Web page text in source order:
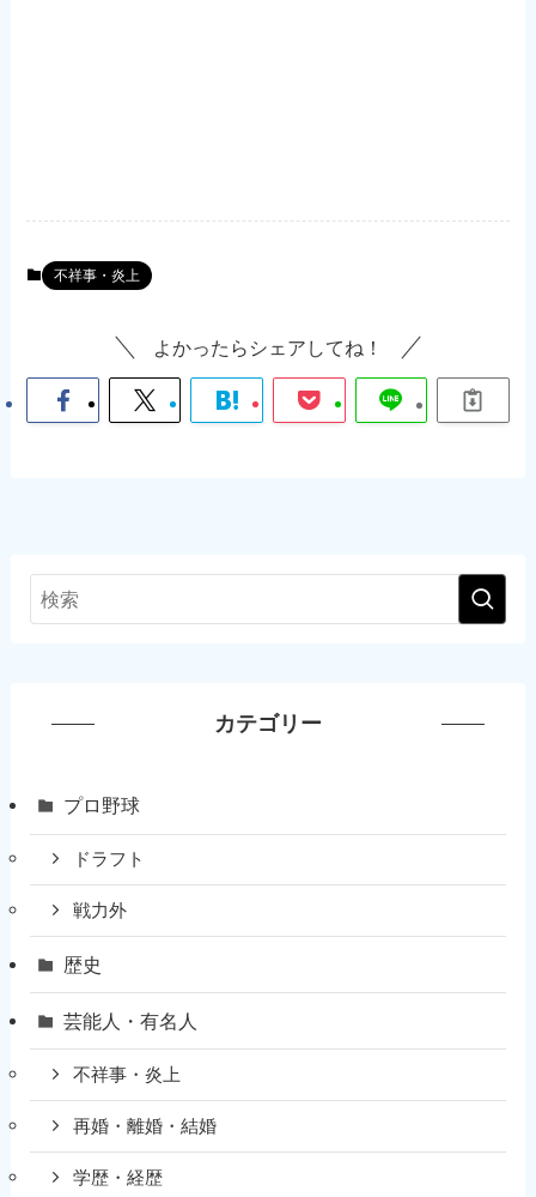
不祥事・炎上
よかったらシェアしてね！
カテゴリー
プロ野球
ドラフト
戦力外
歴史
芸能人・有名人
不祥事・炎上
再婚・離婚・結婚
学歴・経歴